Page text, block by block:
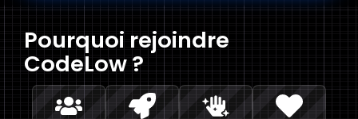
Pourquoi rejoindre
CodeLow ?